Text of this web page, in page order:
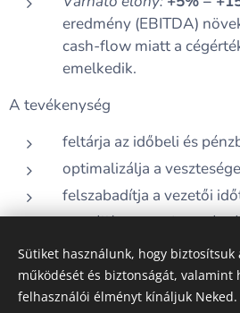
eredmény (EBITDA)
cash-flow miatt a
emelkedik.
A tevékenység
feltárja az időbeli és
optimalizálja a
felszabadítja a vezetői
megállítja a
Sütiket használunk, hogy
működését és biztonságát, valamint
felhasználói élményt kínáljuk Neked.